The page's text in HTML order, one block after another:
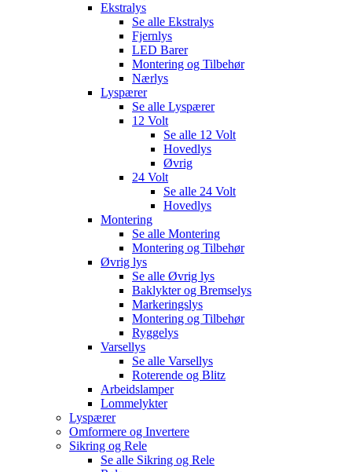
Ekstralys
Se alle Ekstralys
Fjernlys
LED Barer
Montering og Tilbehør
Nærlys
Lyspærer
Se alle Lyspærer
12 Volt
Se alle 12 Volt
Hovedlys
Øvrig
24 Volt
Se alle 24 Volt
Hovedlys
Montering
Se alle Montering
Montering og Tilbehør
Øvrig lys
Se alle Øvrig lys
Baklykter og Bremselys
Markeringslys
Montering og Tilbehør
Ryggelys
Varsellys
Se alle Varsellys
Roterende og Blitz
Arbeidslamper
Lommelykter
Lyspærer
Omformere og Invertere
Sikring og Rele
Se alle Sikring og Rele